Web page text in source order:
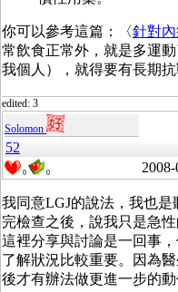
你可以參考這篇：〈針對
常飲食正常外，就是多運
我個人），就得要有長期抗
edited: 3
Solomon
52
0 0
我同意LGJ的說法，我也
完檢查之後，說我只是急
這裡分享與討論是一回事
了解狀況比較重要。因為
後才有辦法做更進一步的動